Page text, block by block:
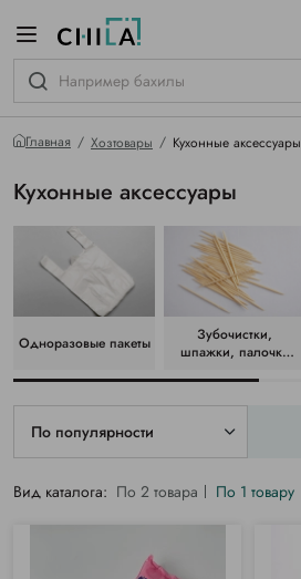
Главная Хозтовары Кухонные аксессуары
Кухонные аксессуары
Одноразовые пакеты
Зубочистки,
шпажки, палочки
По популярности
Вид каталога: По 2 товара По 1 товару
гамме